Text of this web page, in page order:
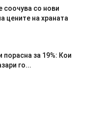
соочува со нови
цените на храната
порасна за 19%: Кои
го...